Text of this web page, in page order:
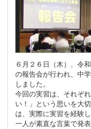
６月２６日（木）、令
の報告会が行われ、中
しました。
今回の実習は、それぞ
い！」という思いを大
は、実際に実習を経験
一人が素直な言葉で発